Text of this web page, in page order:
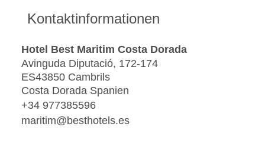
Kontaktinformationen
Hotel Best Maritim Costa Dorada
Avinguda Diputació, 172-174
ES43850 Cambrils
Costa Dorada Spanien
+34 977385596
maritim@besthotels.es